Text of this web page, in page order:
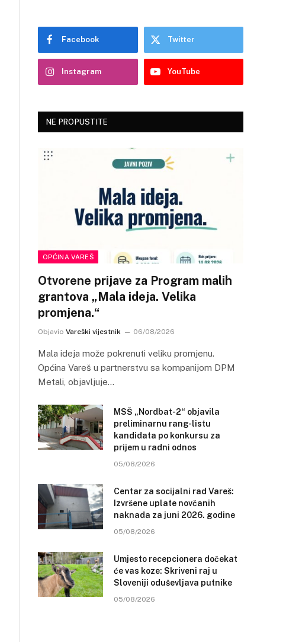
Facebook Twitter
Instagram YouTube
NE PROPUSTITE
OPĆINA VAREŠ
Otvorene prijave za Program malih
grantova „Mala ideja. Velika
promjena.“
Objavio Vareški vijestnik 06/08/2026
Mala ideja može pokrenuti veliku promjenu.
Općina Vareš u partnerstvu sa kompanijom DPM
Metali, objavljuje…
MSŠ „Nordbat-2“ objavila
preliminarnu rang-listu
kandidata po konkursu za
prijem u radni odnos
05/08/2026
Centar za socijalni rad Vareš:
Izvršene uplate novčanih
naknada za juni 2026. godine
05/08/2026
Umjesto recepcionera dočekat
će vas koze: Skriveni raj u
Sloveniji oduševljava putnike
05/08/2026